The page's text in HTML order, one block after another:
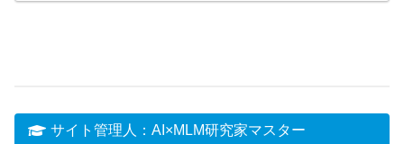
サイト管理人：AI×MLM研究家マスター